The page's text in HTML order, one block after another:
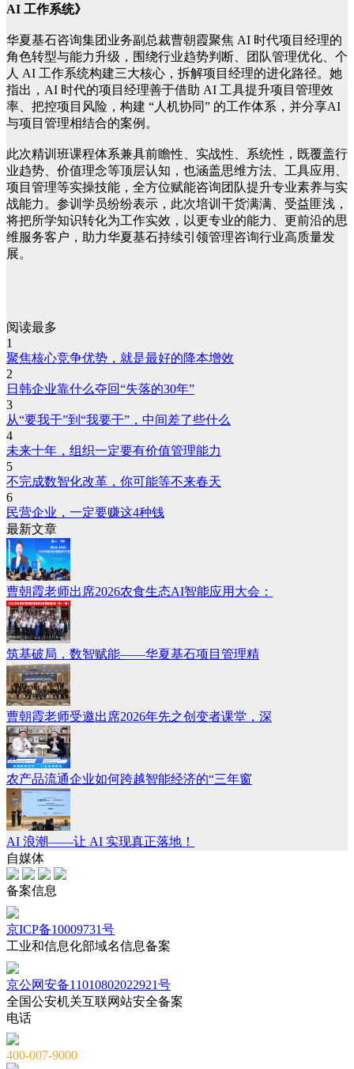
AI 工作系统》
华夏基石咨询集团业务副总裁曹朝霞聚焦 AI 时代项目经理的
角色转型与能力升级，围绕行业趋势判断、团队管理优化、个
人 AI 工作系统构建三大核心，拆解项目经理的进化路径。她
指出，AI 时代的项目经理善于借助 AI 工具提升项目管理效
率、把控项目风险，构建 “人机协同” 的工作体系，并分享AI
与项目管理相结合的案例。
此次精训班课程体系兼具前瞻性、实战性、系统性，既覆盖行
业趋势、价值理念等顶层认知，也涵盖思维方法、工具应用、
项目管理等实操技能，全方位赋能咨询团队提升专业素养与实
战能力。参训学员纷纷表示，此次培训干货满满、受益匪浅，
将把所学知识转化为工作实效，以更专业的能力、更前沿的思
维服务客户，助力华夏基石持续引领管理咨询行业高质量发
展。
阅读最多
1
聚焦核心竞争优势，就是最好的降本增效
2
日韩企业靠什么夺回“失落的30年”
3
从“要我干”到“我要干”，中间差了些什么
4
未来十年，组织一定要有价值管理能力
5
不完成数智化改革，你可能等不来春天
6
民营企业，一定要赚这4种钱
最新文章
曹朝霞老师出席2026农食生态AI智能应用大会：
筑基破局，数智赋能——华夏基石项目管理精
曹朝霞老师受邀出席2026年先之创变者课堂，深
农产品流通企业如何跨越智能经济的“三年窗
AI 浪潮——让 AI 实现真正落地！
自媒体
备案信息
京ICP备10009731号
工业和信息化部域名信息备案
京公网安备11010802022921号
全国公安机关互联网站安全备案
电话
400-007-9000